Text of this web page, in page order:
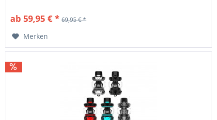
ab 59,95 € * 69,95 € *
Merken